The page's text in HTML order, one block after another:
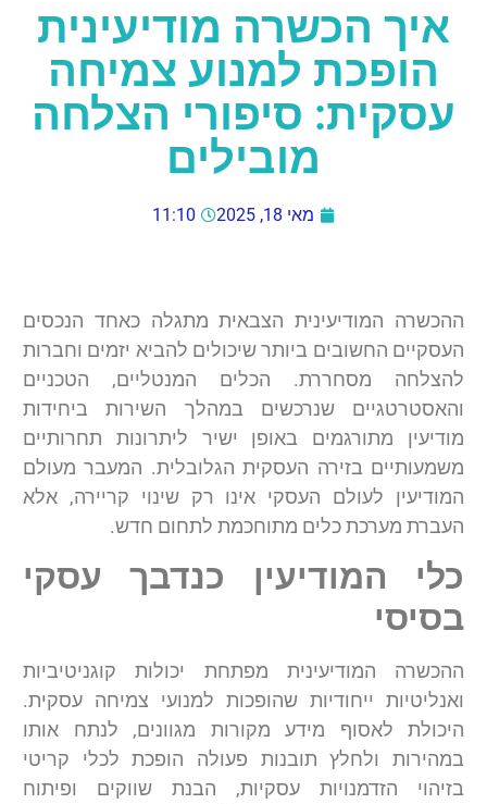
איך הכשרה מודיעינית
הופכת למנוע צמיחה
עסקית: סיפורי הצלחה
מובילים
מאי 18, 2025 11:10
ההכשרה המודיעינית הצבאית מתגלה כאחד הנכסים
העסקיים החשובים ביותר שיכולים להביא יזמים וחברות
להצלחה מסחררת. הכלים המנטליים, הטכניים
והאסטרטגיים שנרכשים במהלך השירות ביחידות
מודיעין מתורגמים באופן ישיר ליתרונות תחרותיים
משמעותיים בזירה העסקית הגלובלית. המעבר מעולם
המודיעין לעולם העסקי אינו רק שינוי קריירה, אלא
העברת מערכת כלים מתוחכמת לתחום חדש.
כלי המודיעין כנדבך עסקי
בסיסי
ההכשרה המודיעינית מפתחת יכולות קוגניטיביות
ואנליטיות ייחודיות שהופכות למנועי צמיחה עסקית.
היכולת לאסוף מידע מקורות מגוונים, לנתח אותו
במהירות ולחלץ תובנות פעולה הופכת לכלי קריטי
בזיהוי הזדמנויות עסקיות, הבנת שווקים ופיתוח